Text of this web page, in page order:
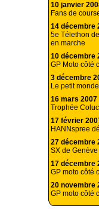
10 janvier
Fans de
14 décembre
5e Télethon
en marche
10 décembre
GP Moto côté
3 décembre
Le petit
16 mars 2007
Trophée
17 février
HANNspree
27 décembre
SX de
17 décembre
GP moto côté
20 novembre
GP moto côté